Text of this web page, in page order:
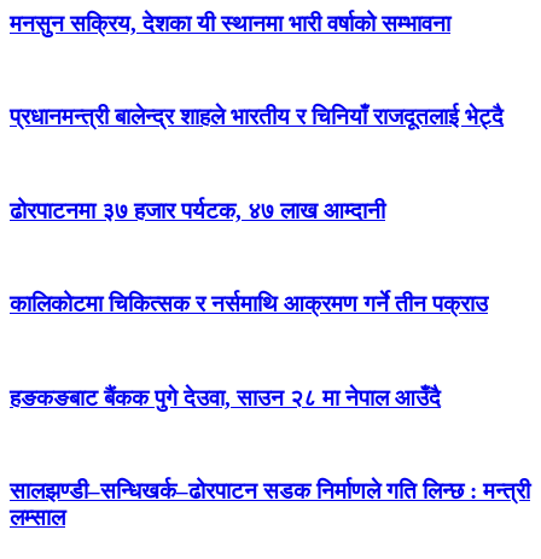
मनसुन सक्रिय, देशका यी स्थानमा भारी वर्षाको सम्भावना
प्रधानमन्त्री बालेन्द्र शाहले भारतीय र चिनियाँ राजदूतलाई भेट्दै
ढोरपाटनमा ३७ हजार पर्यटक, ४७ लाख आम्दानी
कालिकोटमा चिकित्सक र नर्समाथि आक्रमण गर्ने तीन पक्राउ
हङकङबाट बैंकक पुगे देउवा, साउन २८ मा नेपाल आउँदै
सालझण्डी–सन्धिखर्क–ढोरपाटन सडक निर्माणले गति लिन्छ : मन्त्री
लम्साल